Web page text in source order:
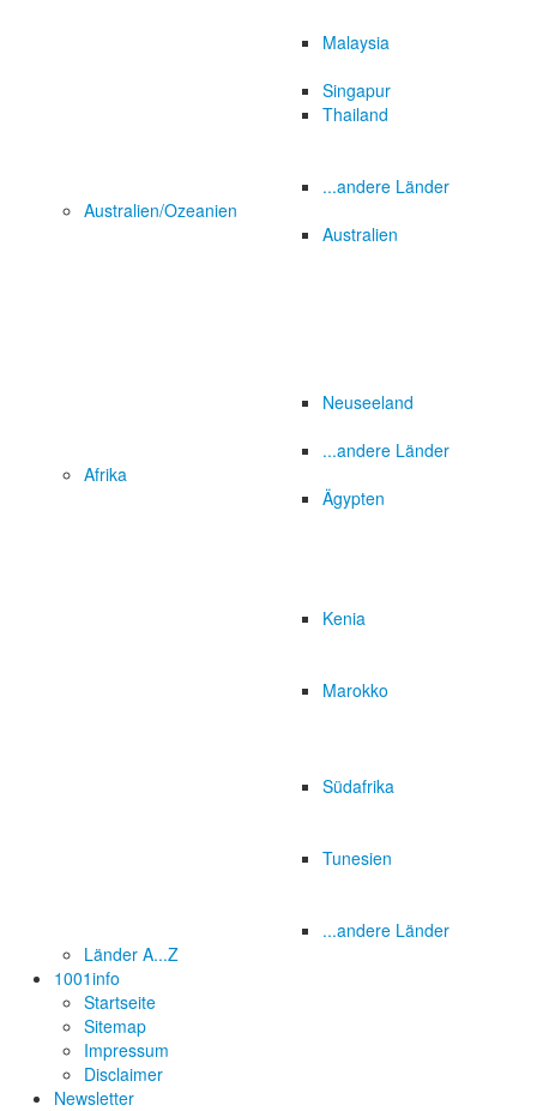
Malaysia
Singapur
Thailand
...andere Länder
Australien/Ozeanien
Australien
Neuseeland
...andere Länder
Afrika
Ägypten
Kenia
Marokko
Südafrika
Tunesien
...andere Länder
Länder A...Z
1001info
Startseite
Sitemap
Impressum
Disclaimer
Newsletter